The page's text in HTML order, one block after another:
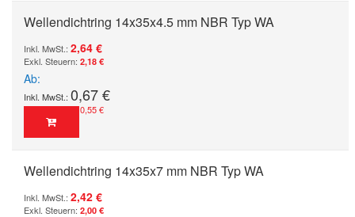
Wellendichtring 14x35x4.5 mm NBR Typ WA
2,64 €
2,18 €
Ab
0,67 €
0,55 €
Wellendichtring 14x35x7 mm NBR Typ WA
2,42 €
2,00 €